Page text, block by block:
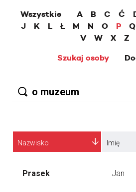
Wszystkie A B C Ć
J
K L Ł M N O P Q
V
W X Z
Szukaj osoby
Nazwisko Imię
Prasek Jan